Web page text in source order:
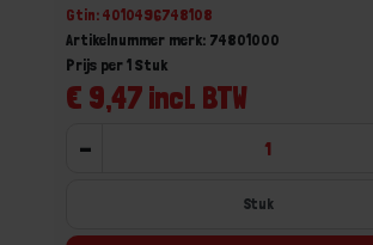
Gtin: 4010496748108
Artikelnummer merk: 74801000
€ 9,47 incl. BTW
Prijs per 1 Stuk
-